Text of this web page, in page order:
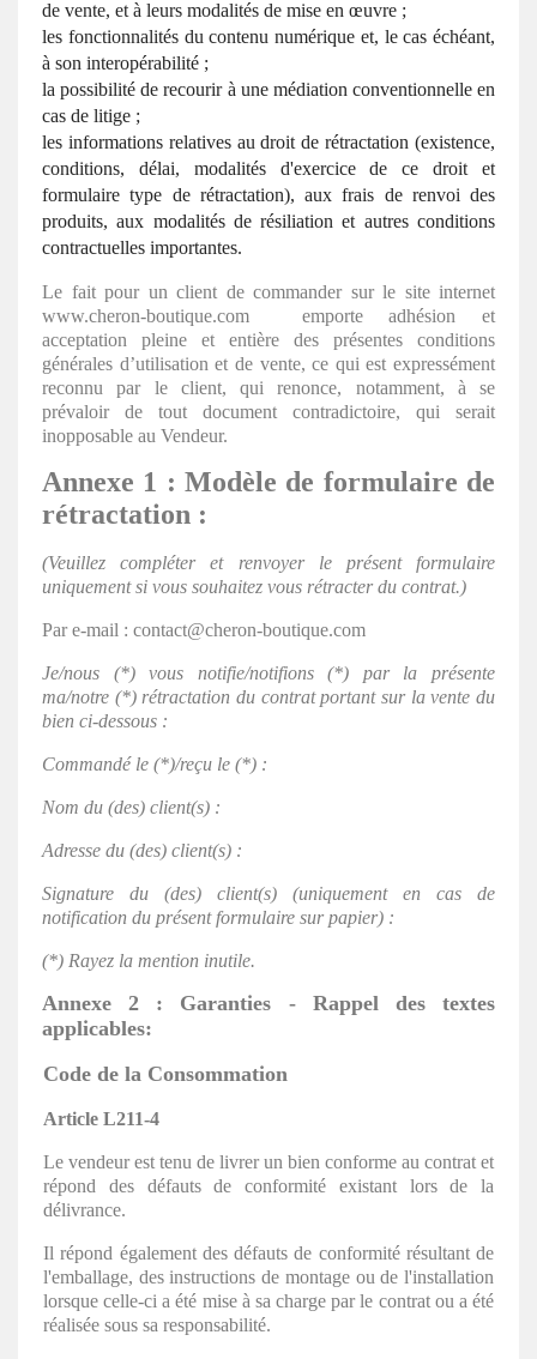
de vente, et à leurs modalités de mise en œuvre ;
les fonctionnalités du contenu numérique et, le cas échéant,
à son interopérabilité ;
la possibilité de recourir à une médiation conventionnelle en
cas de litige ;
les informations relatives au droit de rétractation (existence,
conditions, délai, modalités d'exercice de ce droit et
formulaire type de rétractation), aux frais de renvoi des
produits, aux modalités de résiliation et autres conditions
contractuelles importantes.
Le fait pour un client de commander sur le site internet
www.cheron-boutique.com emporte adhésion et
acceptation pleine et entière des présentes conditions
générales d’utilisation et de vente, ce qui est expressément
reconnu par le client, qui renonce, notamment, à se
prévaloir de tout document contradictoire, qui serait
inopposable au Vendeur.
Annexe 1 : Modèle de formulaire de
rétractation :
(Veuillez compléter et renvoyer le présent formulaire
uniquement si vous souhaitez vous rétracter du contrat.)
Par e-mail : contact@cheron-boutique.com
Je/nous (*) vous notifie/notifions (*) par la présente
ma/notre (*) rétractation du contrat portant sur la vente du
bien ci-dessous :
Commandé le (*)/reçu le (*) :
Nom du (des) client(s) :
Adresse du (des) client(s) :
Signature du (des) client(s) (uniquement en cas de
notification du présent formulaire sur papier) :
(*) Rayez la mention inutile.
Annexe 2 : Garanties - Rappel des textes
applicables:
Code de la Consommation
Article L211-4
Le vendeur est tenu de livrer un bien conforme au contrat et
répond des défauts de conformité existant lors de la
délivrance.
Il répond également des défauts de conformité résultant de
l'emballage, des instructions de montage ou de l'installation
lorsque celle-ci a été mise à sa charge par le contrat ou a été
réalisée sous sa responsabilité.